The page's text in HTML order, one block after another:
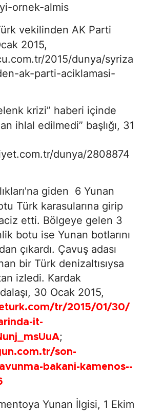
ornek-almis
vekilinden AK Parti
2015,
2015/dunya/syriza
ak-parti-aciklamasi-
krizi” haberi içinde
ihlal edilmedi” başlığı, 31
dunya/2808874
giden 6 Yunan
Türk karasularına girip
etti. Bölgeye gelen 3
botu ise Yunan botlarını
çıkardı. Çavuş adası
bir Türk denizaltısıysa
izledi. Kardak
30 Ocak 2015,
tr/2015/01/30/
it-
;
son-
bakani-kamenos--
Yunan İlgisi, 1 Ekim